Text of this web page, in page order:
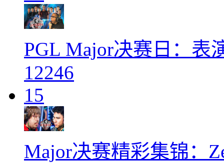
PGL Major决赛日：表
12246
15
Major决赛精彩集锦：